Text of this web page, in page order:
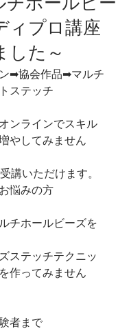
チホールビー
ィプロ講座
した～
➡協会作品➡マルチ
ステッチ
ンラインでスキル
やしてみません
講いただけます。
悩みの方
チホールビーズを
ステッチテクニッ
作ってみません
者まで